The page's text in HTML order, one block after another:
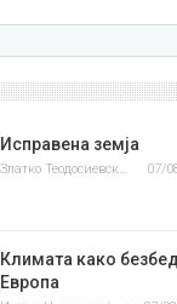
Исправена земја
Златко Теодосиевски 07/
Климата како
Европа